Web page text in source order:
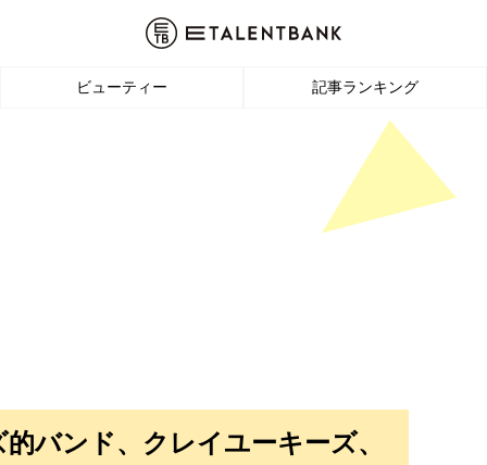
ビューティー 記事ランキング
バンド、クレイユーキーズ、